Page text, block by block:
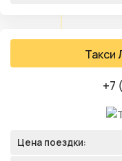
+7
Цена поездки: